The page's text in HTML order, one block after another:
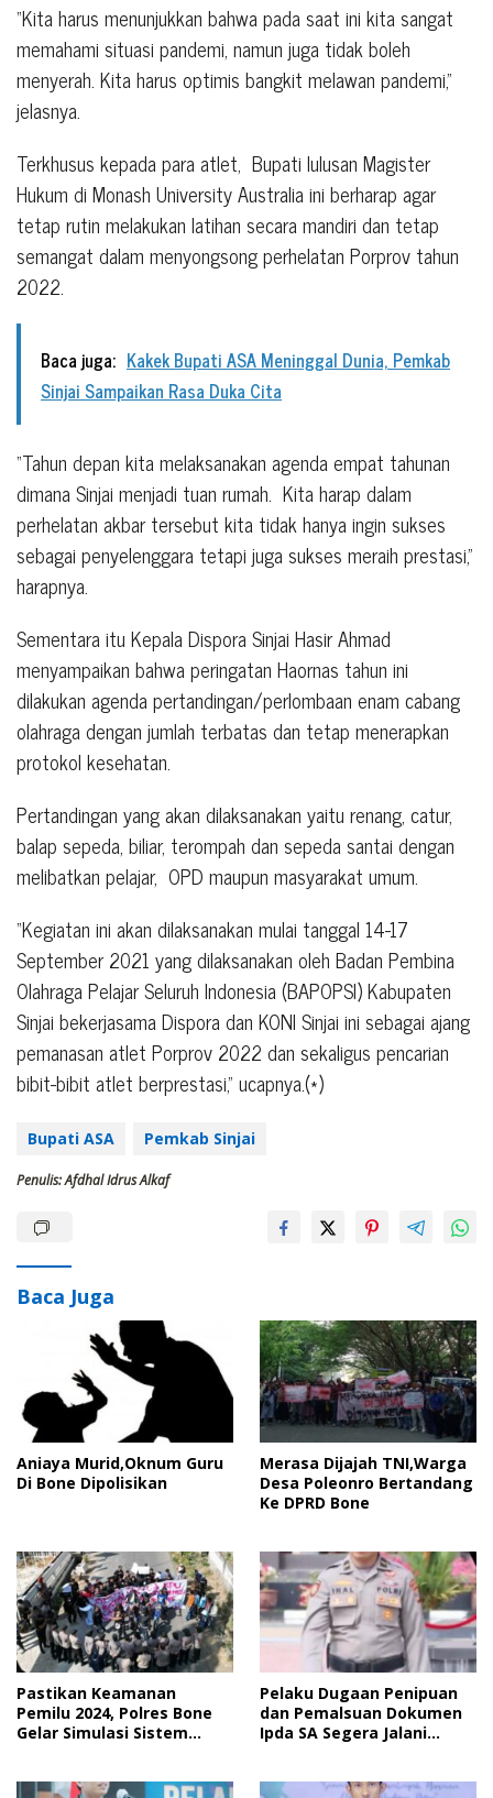
“Kita harus menunjukkan bahwa pada saat ini kita sangat
memahami situasi pandemi, namun juga tidak boleh
menyerah. Kita harus optimis bangkit melawan pandemi,”
jelasnya.
Terkhusus kepada para atlet, Bupati lulusan Magister
Hukum di Monash University Australia ini berharap agar
tetap rutin melakukan latihan secara mandiri dan tetap
semangat dalam menyongsong perhelatan Porprov tahun
2022.
Baca juga: Kakek Bupati ASA Meninggal Dunia, Pemkab
Sinjai Sampaikan Rasa Duka Cita
“Tahun depan kita melaksanakan agenda empat tahunan
dimana Sinjai menjadi tuan rumah. Kita harap dalam
perhelatan akbar tersebut kita tidak hanya ingin sukses
sebagai penyelenggara tetapi juga sukses meraih prestasi,”
harapnya.
Sementara itu Kepala Dispora Sinjai Hasir Ahmad
menyampaikan bahwa peringatan Haornas tahun ini
dilakukan agenda pertandingan/perlombaan enam cabang
olahraga dengan jumlah terbatas dan tetap menerapkan
protokol kesehatan.
Pertandingan yang akan dilaksanakan yaitu renang, catur,
balap sepeda, biliar, terompah dan sepeda santai dengan
melibatkan pelajar, OPD maupun masyarakat umum.
“Kegiatan ini akan dilaksanakan mulai tanggal 14-17
September 2021 yang dilaksanakan oleh Badan Pembina
Olahraga Pelajar Seluruh Indonesia (BAPOPSI) Kabupaten
Sinjai bekerjasama Dispora dan KONI Sinjai ini sebagai ajang
pemanasan atlet Porprov 2022 dan sekaligus pencarian
bibit-bibit atlet berprestasi,” ucapnya.(*)
Bupati ASA Pemkab Sinjai
Penulis: Afdhal Idrus Alkaf
Baca Juga
Aniaya Murid,Oknum Guru
Di Bone Dipolisikan
Merasa Dijajah TNI,Warga
Desa Poleonro Bertandang
Ke DPRD Bone
Pastikan Keamanan
Pemilu 2024, Polres Bone
Gelar Simulasi Sistem
Pelaku Dugaan Penipuan
dan Pemalsuan Dokumen
Ipda SA Segera Jalani
Hakim